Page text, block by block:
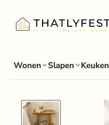
Wonen Slapen Keuken